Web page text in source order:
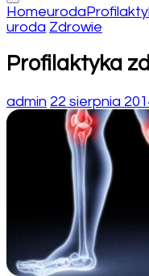
Homeuroda
uroda Zdrowie
Profilaktyka
admin 22 sierpnia